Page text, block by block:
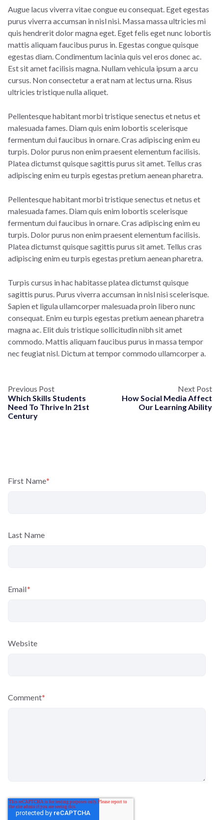
Augue lacus viverra vitae congue eu consequat. Eget egestas
purus viverra accumsan in nisl nisi. Massa massa ultricies mi
quis hendrerit dolor magna eget. Eget felis eget nunc lobortis
mattis aliquam faucibus purus in. Egestas congue quisque
egestas diam. Condimentum lacinia quis vel eros donec ac.
Est sit amet facilisis magna. Nullam vehicula ipsum a arcu
cursus. Non consectetur a erat nam at lectus urna. Risus
ultricies tristique nulla aliquet.
Pellentesque habitant morbi tristique senectus et netus et
malesuada fames. Diam quis enim lobortis scelerisque
fermentum dui faucibus in ornare. Cras adipiscing enim eu
turpis. Dolor purus non enim praesent elementum facilisis.
Platea dictumst quisque sagittis purus sit amet. Tellus cras
adipiscing enim eu turpis egestas pretium aenean pharetra.
Pellentesque habitant morbi tristique senectus et netus et
malesuada fames. Diam quis enim lobortis scelerisque
fermentum dui faucibus in ornare. Cras adipiscing enim eu
turpis. Dolor purus non enim praesent elementum facilisis.
Platea dictumst quisque sagittis purus sit amet. Tellus cras
adipiscing enim eu turpis egestas pretium aenean pharetra.
Turpis cursus in hac habitasse platea dictumst quisque
sagittis purus. Purus viverra accumsan in nisl nisi scelerisque.
Sapien et ligula ullamcorper malesuada proin libero nunc
consequat. Enim eu turpis egestas pretium aenean pharetra
magna ac. Elit duis tristique sollicitudin nibh sit amet
commodo. Mattis aliquam faucibus purus in massa tempor
nec feugiat nisl. Dictum at tempor commodo ullamcorper a.
Previous Post
Which Skills Students
Need To Thrive In 21st
Century
Next Post
How Social Media Affect
Our Learning Ability
First Name*
Last Name
Email*
Website
Comment*